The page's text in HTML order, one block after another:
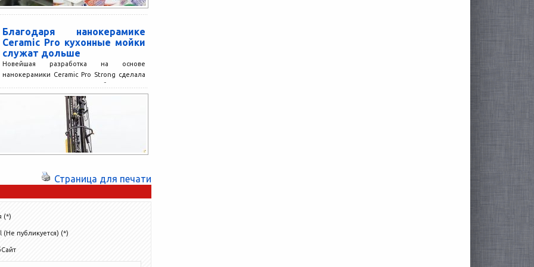
Благодаря нанокерамике
Ceramic Pro кухонные мойки
служат дольше
Новейшая разработка на основе
нанокерамики Ceramic Pro Strong сделала
поверхности кухонного оборудования
защищёнными от внешних воздействий и
продлило срок его...
Страница для печати
(*)
(Не публикуется) (*)